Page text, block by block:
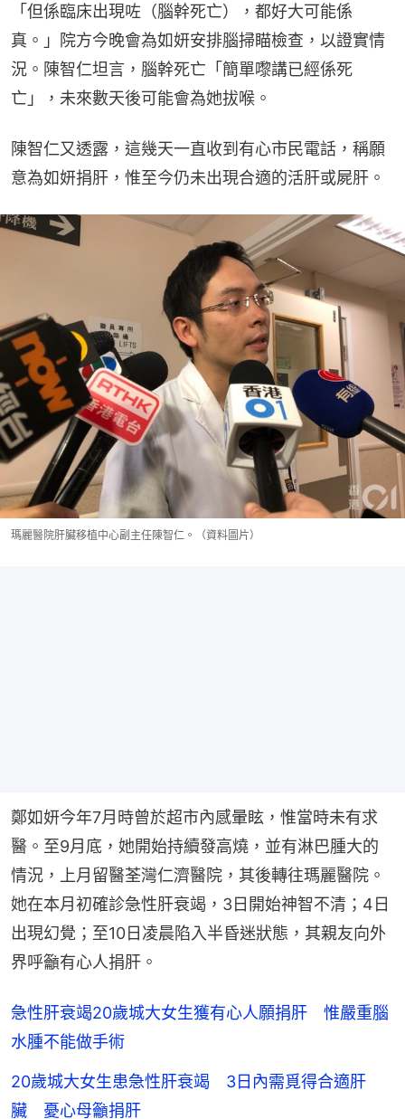
「但係臨床出現咗（腦幹死亡），都好大可能係
真。」院方今晚會為如妍安排腦掃瞄檢查，以證實情
況。陳智仁坦言，腦幹死亡「簡單嚟講已經係死
亡」，未來數天後可能會為她拔喉。
陳智仁又透露，這幾天一直收到有心市民電話，稱願
意為如妍捐肝，惟至今仍未出現合適的活肝或屍肝。
瑪麗醫院肝臟移植中心副主任陳智仁。（資料圖片）
鄭如妍今年7月時曾於超市內感暈眩，惟當時未有求
醫。至9月底，她開始持續發高燒，並有淋巴腫大的
情況，上月留醫荃灣仁濟醫院，其後轉往瑪麗醫院。
她在本月初確診急性肝衰竭，3日開始神智不清；4日
出現幻覺；至10日凌晨陷入半昏迷狀態，其親友向外
界呼籲有心人捐肝。
急性肝衰竭20歲城大女生獲有心人願捐肝 惟嚴重腦
水腫不能做手術
20歲城大女生患急性肝衰竭 3日內需覓得合適肝
臟 憂心母籲捐肝